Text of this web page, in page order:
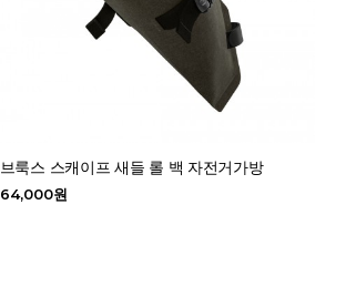
브룩스 스캐이프 새들 롤 백 자전거가방
64,000원